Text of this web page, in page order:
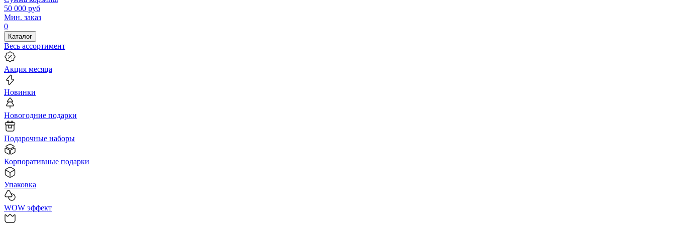
50 000 руб
Мин. заказ
0
Каталог
Весь ассортимент
Акция месяца
Новинки
Новогодние подарки
Подарочные наборы
Корпоративные подарки
Упаковка
WOW эффект